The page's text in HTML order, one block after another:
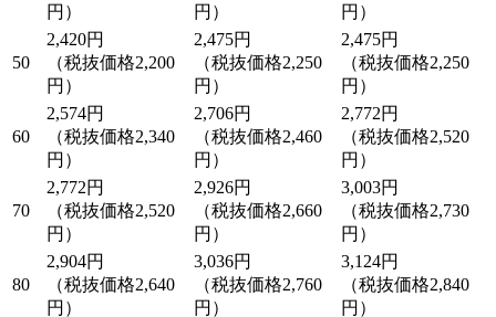
円）
円）
円）
50
2,420円
（税抜価格2,200
円）
2,475円
（税抜価格2,250
円）
2,475円
（税抜価格2,250
円）
60
2,574円
（税抜価格2,340
円）
2,706円
（税抜価格2,460
円）
2,772円
（税抜価格2,520
円）
70
2,772円
（税抜価格2,520
円）
2,926円
（税抜価格2,660
円）
3,003円
（税抜価格2,730
円）
80
2,904円
（税抜価格2,640
円）
3,036円
（税抜価格2,760
円）
3,124円
（税抜価格2,840
円）